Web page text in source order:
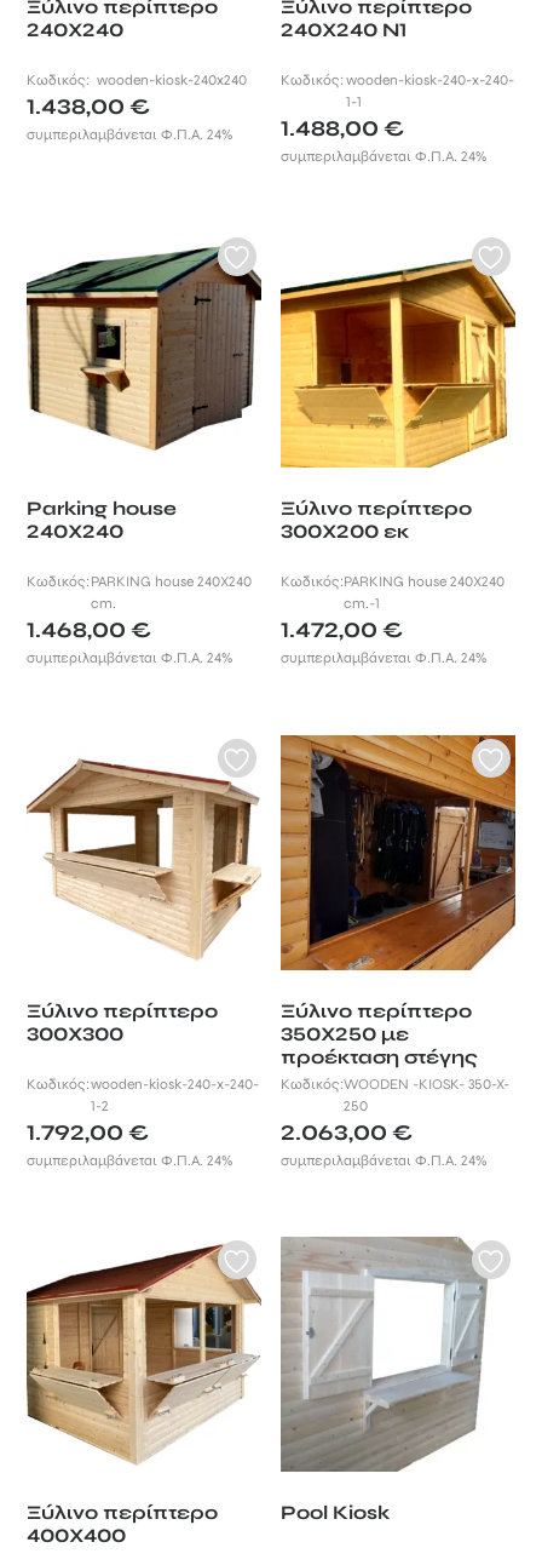
Ξύλινο περίπτερο
240Χ240
Κωδικός:wooden-kiosk-240x240
1.438,00€
συμπεριλαμβάνεται Φ.Π.Α. 24%
Ξύλινο περίπτερο
240Χ240 Ν1
Κωδικός: wooden-kiosk-240-x-240-
1-1
1.488,00€
συμπεριλαμβάνεται Φ.Π.Α. 24%
Parking house
240X240
Κωδικός: PARKING house 240X240
cm.
1.468,00€
συμπεριλαμβάνεται Φ.Π.Α. 24%
Ξύλινο περίπτερο
300Χ200 εκ
Κωδικός:PARKING house 240X240
cm.-1
1.472,00€
συμπεριλαμβάνεται Φ.Π.Α. 24%
Ξύλινο περίπτερο
300Χ300
Κωδικός:wooden-kiosk-240-x-240-
1-2
1.792,00€
συμπεριλαμβάνεται Φ.Π.Α. 24%
Ξύλινο περίπτερο
350Χ250 με
προέκταση στέγης
Κωδικός:WOODEN -KIOSK- 350-X-
250
2.063,00€
συμπεριλαμβάνεται Φ.Π.Α. 24%
Ξύλινο περίπτερο
400Χ400
Pool Κiosk